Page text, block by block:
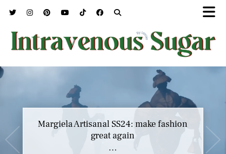
Margiela Artisanal SS24: make fashion
great again
…